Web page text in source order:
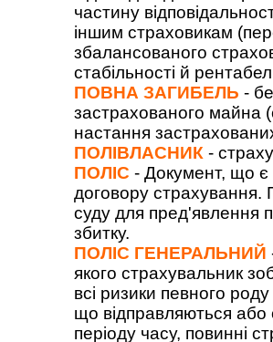
частину
іншим страховикам
збалансованого
стабільності й
ПОВНА ЗАГИБЕЛЬ -
застрахованого майна
настання
ПОЛІВЛАСНИК -
ПОЛІС - Документ, що
договору
суду для пред'явлення
збитку.
ПОЛІС ГЕНЕРАЛЬНИЙ
якого страхувальник
всі ризики певного
що відправляються
періоду часу, повинні